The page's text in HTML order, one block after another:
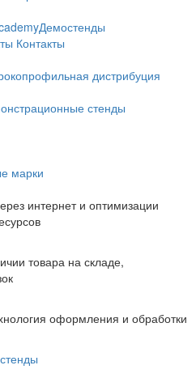
Демостенды
Контакты
дистрибуция
стенды
марки
интернет и оптимизации
товара на складе,
оформления и обработки